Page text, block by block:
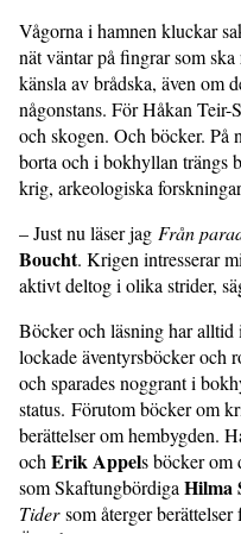
Vågorna i hamnen kluckar
nät väntar på fingrar som
känsla av brådska, även om
någonstans. För Håkan Teir-
och skogen. Och böcker. På
borta och i bokhyllan trängs
krig, arkeologiska
– Just nu läser jag Från
Boucht. Krigen intresserar
aktivt deltog i olika strider,
Böcker och läsning har alltid
lockade äventyrsböcker och
och sparades noggrant i
status. Förutom böcker om
berättelser om hembygden.
och Erik Appels böcker om
som Skaftungbördiga Hilma
Tidersom återger berättelser